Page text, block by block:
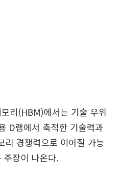
리(HBM)에서는 기술 우위
D램에서 축적한 기술력과
리 경쟁력으로 이어질 가능
주장이 나온다.